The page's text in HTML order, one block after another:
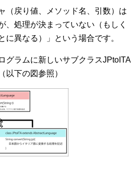
（戻り値、メソッド名、引数）は
、処理が決まっていない（もしく
に異なる）」という場合です。
グラムに新しいサブクラスJPtoITA
以下の図参照）